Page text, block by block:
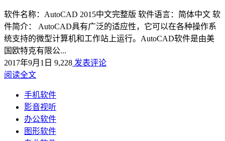
软件名称：AutoCAD 2015中文完整版 软件语言：简体中文 软
件简介： AutoCAD具有广泛的适应性，它可以在各种操作系
统支持的微型计算机和工作站上运行。AutoCAD软件是由美
国欧特克有限公...
2017年9月1日 9,228 发表评论
阅读全文
手机软件
影音视听
办公软件
图形软件